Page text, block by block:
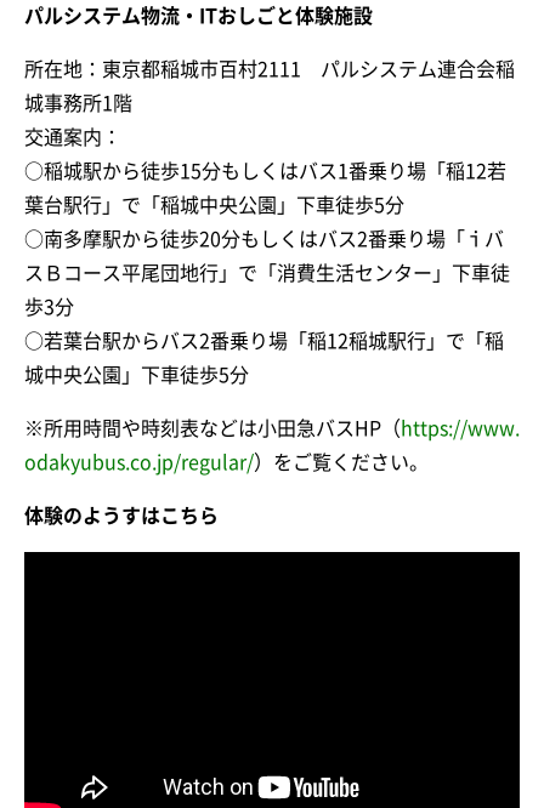
パルシステム物流・ITおしごと体験施設
所在地：東京都稲城市百村2111 パルシステム連合会稲
城事務所1階
交通案内：
○稲城駅から徒歩15分もしくはバス1番乗り場「稲12若
葉台駅行」で「稲城中央公園」下車徒歩5分
○南多摩駅から徒歩20分もしくはバス2番乗り場「ｉバ
スＢコース平尾団地行」で「消費生活センター」下車徒
歩3分
○若葉台駅からバス2番乗り場「稲12稲城駅行」で「稲
城中央公園」下車徒歩5分
※所用時間や時刻表などは小田急バスHP（ https://www.
odakyubus.co.jp/regular/）をご覧ください。
体験のようすはこちら